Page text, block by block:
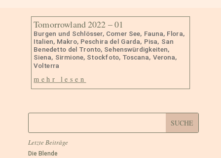
Tomorrowland 2022 – 01
Burgen und Schlösser, Comer See, Fauna, Flora,
Italien, Makro, Peschira del Garda, Pisa, San
Benedetto del Tronto, Sehenswürdigkeiten,
Siena, Sirmione, Stockfoto, Toscana, Verona,
Volterra
mehr lesen
Letzte Beiträge
Die Blende